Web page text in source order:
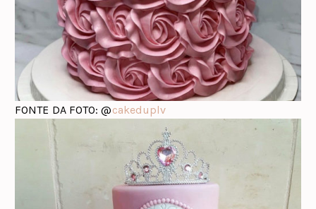
FONTE DA FOTO: @cakeduplv